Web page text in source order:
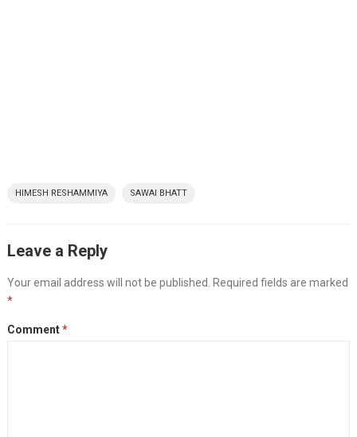
HIMESH RESHAMMIYA SAWAI BHATT
Leave a Reply
Your email address will not be published. Required fields are marked
*
Comment*